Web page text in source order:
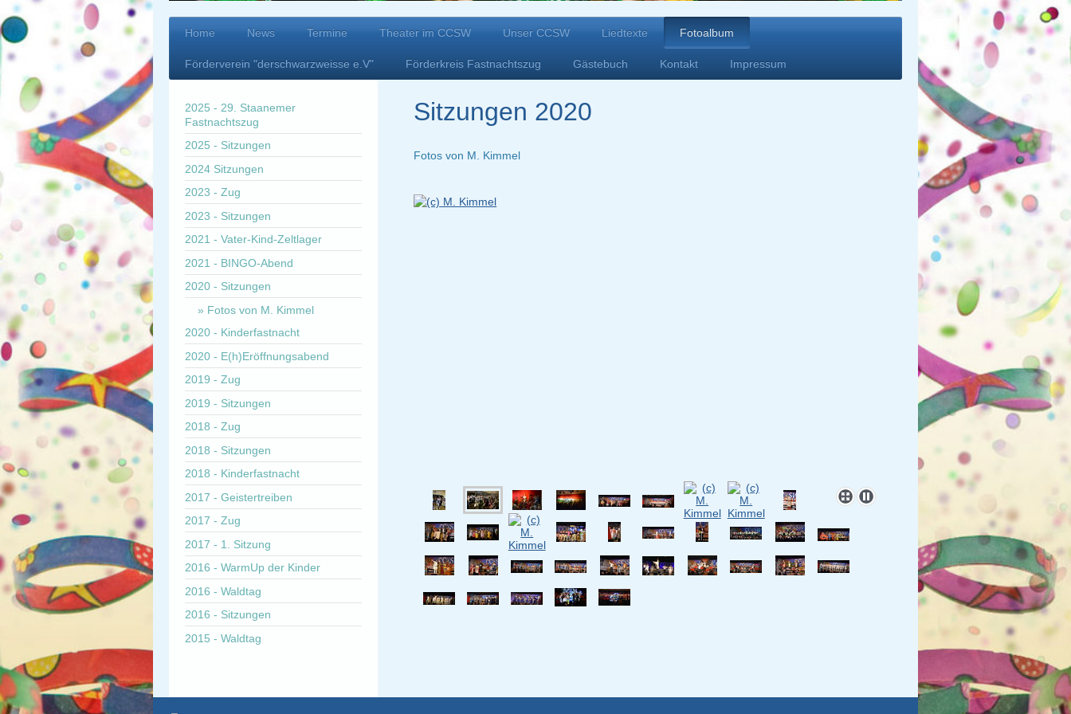
Home News Termine Theater im CCSW Unser CCSW Liedtexte Fotoalbum
Förderverein "derschwarzweisse e.V" Förderkreis Fastnachtszug Gästebuch Kontakt Impressum
Sitzungen 2020
Fotos von M. Kimmel
2025 - 29. Staanemer
Fastnachtszug
2025 - Sitzungen
2024 Sitzungen
2023 - Zug
2023 - Sitzungen
2021 - Vater-Kind-Zeltlager
2021 - BINGO-Abend
2020 - Sitzungen
Fotos von M. Kimmel
2020 - Kinderfastnacht
2020 - E(h)Eröffnungsabend
2019 - Zug
2019 - Sitzungen
2018 - Zug
2018 - Sitzungen
2018 - Kinderfastnacht
2017 - Geistertreiben
2017 - Zug
2017 - 1. Sitzung
2016 - WarmUp der Kinder
2016 - Waldtag
2016 - Sitzungen
2015 - Waldtag